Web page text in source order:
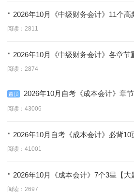
· 2026年10月《中级财务会计》11个高
阅读：2811
· 2026年10月《中级财务会计》各章节
阅读：2874
2026年10月自考《成本会计》章
阅读：43006
· 2026年10月自考《成本会计》必背10
阅读：41001
· 2026年10月《成本会计》7个3星【
背】
阅读：2697